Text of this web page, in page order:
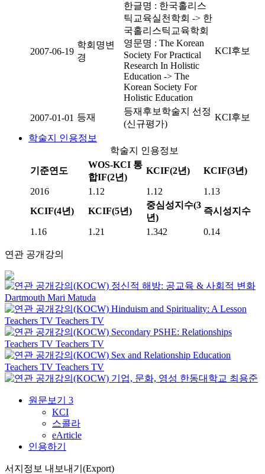
2007-06-19
학회명변
경
한글명 : 한국홀리스
틱교육실천학회 -> 한
국홀리스틱교육학회
영문명 : The Korean
Society For Practical
Research In Holistic
Education -> The
Korean Society For
Holistic Education
KCI후보
2007-01-01 등재
등재후보학술지 선정
(신규평가)
KCI후보
학술지 인용정보
학술지 인용정보
기준연도
WOS-KCI 통
합IF(2년)
KCIF(2년) KCIF(3년)
2016 1.12 1.12
1.13
KCIF(4년)
KCIF(5년)
중심성지수(3
년)
즉시성지수
1.16 1.21 1.342 0.14
연관 공개강의
정신적 해방: 공교육 & 사회적 변화
Dartmouth Mari Matuda
Hinduism and Spirituality: A Lesson
Teachers TV Teachers TV
Secondary PSHE: Relationships
Teachers TV Teachers TV
Sex and Relationship Education
Teachers TV Teachers TV
기업, 문화, 영성 한동대학교 최용준
원문보기 3
KCI
스콜라
eArticle
인용하기
서지정보 내보내기(Export)